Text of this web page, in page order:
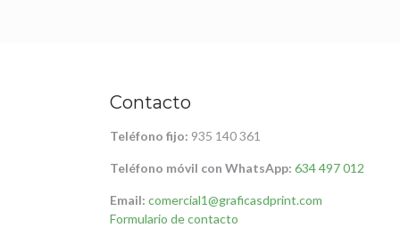
Contacto
Teléfono fijo: 935 140 361
Teléfono móvil con WhatsApp: 634 497 012
Email: comercial1@graficasdprint.com
Formulario de contacto